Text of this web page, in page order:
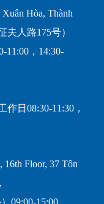
Hòa, Thành
夫人路175号）
11:00，14:30-
作日08:30-11:30，
16th Floor, 37 Tôn
09:00-15:00